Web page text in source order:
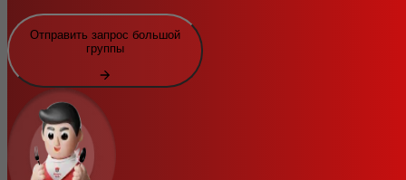
Отправить запрос большой
группы